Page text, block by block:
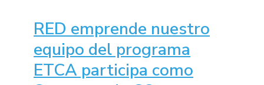
RED emprende nuestro
equipo del programa
ETCA participa como